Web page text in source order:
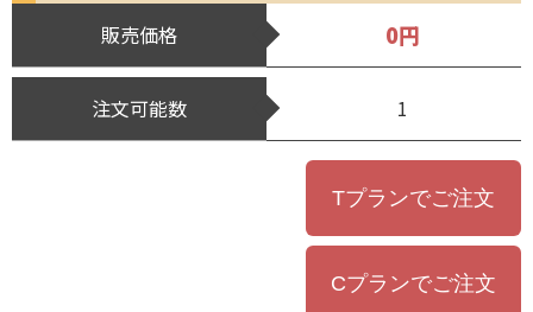
販売価格 0円
注文可能数 1